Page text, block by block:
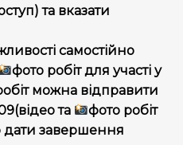
та вказати
самостійно
фото робіт для участі у
можна відправити
та
фото робіт
дати завершення